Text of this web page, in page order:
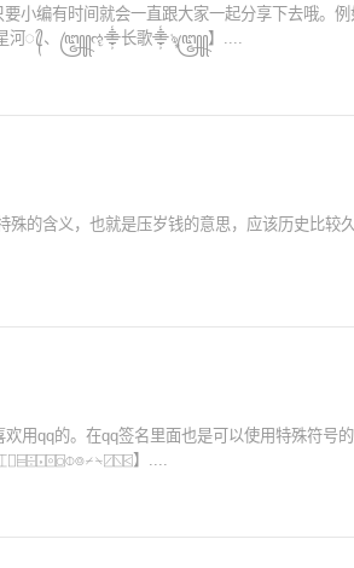
小编有时间就会一直跟大家一起分享下去哦。例
河ꦿ᭄、꧅ૡ⸎长歌⸎ৡ꧄】....
的含义，也就是压岁钱的意思，应该历史比较
用qq的。在qq签名里面也是可以使用特殊符号
】....